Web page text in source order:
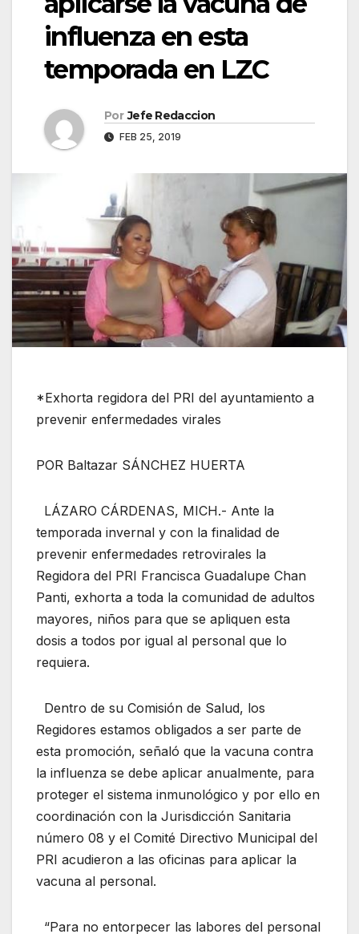
influenza en esta
temporada en LZC
Por Jefe Redaccion
FEB 25, 2019
*Exhorta regidora del PRI del ayuntamiento a
prevenir enfermedades virales
POR Baltazar SÁNCHEZ HUERTA
LÁZARO CÁRDENAS, MICH.- Ante la
temporada invernal y con la finalidad de
prevenir enfermedades retrovirales la
Regidora del PRI Francisca Guadalupe Chan
Panti, exhorta a toda la comunidad de adultos
mayores, niños para que se apliquen esta
dosis a todos por igual al personal que lo
requiera.
Dentro de su Comisión de Salud, los
Regidores estamos obligados a ser parte de
esta promoción, señaló que la vacuna contra
la influenza se debe aplicar anualmente, para
proteger el sistema inmunológico y por ello en
coordinación con la Jurisdicción Sanitaria
número 08 y el Comité Directivo Municipal del
PRI acudieron a las oficinas para aplicar la
vacuna al personal.
“Para no entorpecer las labores del personal